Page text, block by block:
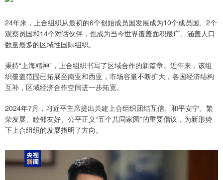
24年来，上合组织从最初的6个创始成员国发展成为10个成员国、2个
观察员国和14个对话伙伴，也成为当今世界覆盖面积最广、涵盖人口
数量最多的区域性国际组织。
秉持“上海精神”，上合组织书写了区域合作的新篇章。近年来，该组
织覆盖范围已拓展至南亚和西亚，市场容量不断扩大，各国经济结构
互补，区域经济合作空间进一步拓宽。
2024年7月，习近平主席提出共建上合组织团结互信、和平安宁、繁
荣发展、睦邻友好、公平正义“五个共同家园”的重要倡议，为新形势
下上合组织的发展指明了方向。